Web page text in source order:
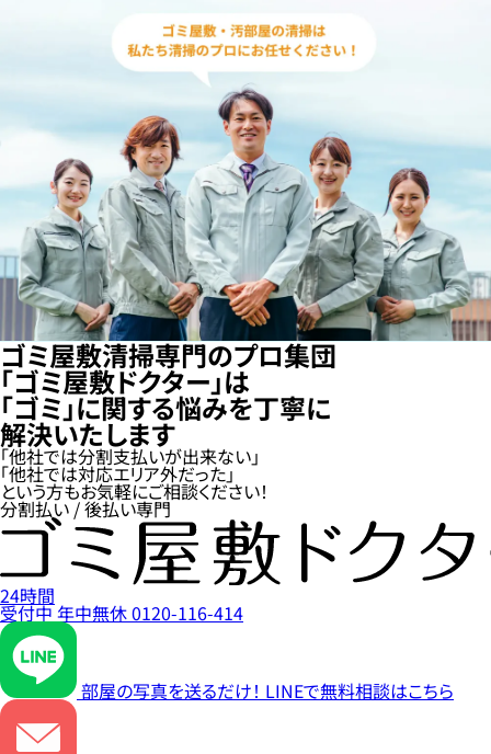
ゴミ屋敷清掃専門のプロ集団
「ゴミ屋敷ドクター」は
「ゴミ」に関する悩みを丁寧に
解決いたします
「他社では分割支払いが出来ない」
「他社では対応エリア外だった」
という方もお気軽にご相談ください！
分割払い / 後払い専門
24時間
受付中年中無休0120-116-414
部屋の写真を送るだけ！ LINEで無料相談はこちら